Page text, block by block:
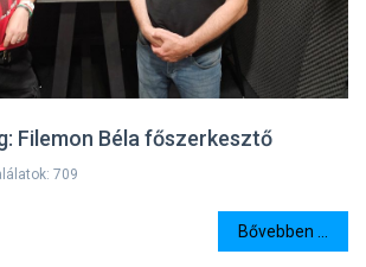
Filemon Béla főszerkesztő
709
Bővebben ...